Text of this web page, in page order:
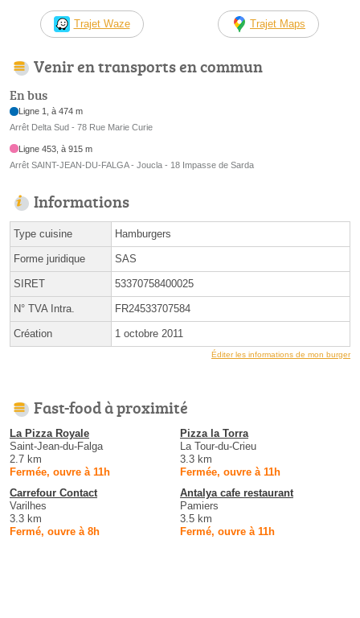
Trajet Waze Trajet Maps
Venir en transports en commun
En bus
Ligne 1, à 474 m
Arrêt Delta Sud - 78 Rue Marie Curie
Ligne 453, à 915 m
Arrêt SAINT-JEAN-DU-FALGA - Joucla - 18 Impasse de Sarda
Informations
Type cuisine Hamburgers
Forme juridique SAS
SIRET 53370758400025
N° TVA Intra. FR24533707584
Création 1 octobre 2011
Éditer les informations de mon burger
Fast-food à proximité
La Pizza Royale
Saint-Jean-du-Falga
2.7 km
Fermée, ouvre à 11h
Pizza la Torra
La Tour-du-Crieu
3.3 km
Fermée, ouvre à 11h
Carrefour Contact
Varilhes
3.3 km
Fermé, ouvre à 8h
Antalya cafe restaurant
Pamiers
3.5 km
Fermé, ouvre à 11h